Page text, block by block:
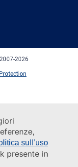
sull’uso
presente in
2026